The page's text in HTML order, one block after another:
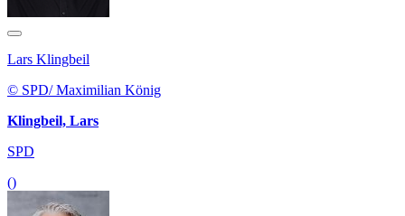
Lars Klingbeil
© SPD/ Maximilian König
Klingbeil, Lars
SPD
()